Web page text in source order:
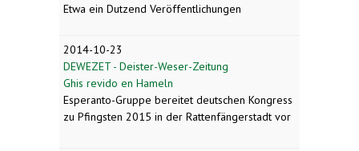
Etwa ein Dutzend Veröffentlichungen
2014-10-23
DEWEZET - Deister-Weser-Zeitung
Ghis revido en Hameln
Esperanto-Gruppe bereitet deutschen Kongress
zu Pfingsten 2015 in der Rattenfängerstadt vor